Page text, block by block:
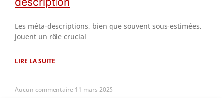
Les méta-descriptions, bien que souvent sous-estimées,
jouent un rôle crucial
LIRE LA SUITE
Aucun commentaire 11 mars 2025